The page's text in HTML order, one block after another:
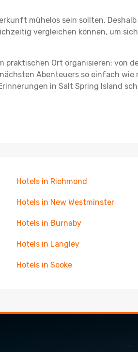
mühelos sein sollten.
vergleichen können, um
praktischen Ort organisieren: von
Abenteuers so einfach wie
in Salt Spring Island
Hotels in Richmond
Hotels in New Westminster
Hotels in Burnaby
Hotels in Langley
Hotels in Sooke